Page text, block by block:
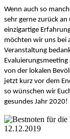
Wenn auch so
sehr gerne zurück
einzigartige
möchten wir uns bei
Veranstaltung
von der lokalen
jetzt kurz vor dem
so wünschen wir
gesundes Jahr 2020!
12.12.2019